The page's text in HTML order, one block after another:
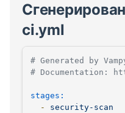
ci.yml
# Generated by
# Documentation:
stages:
-
security-scan